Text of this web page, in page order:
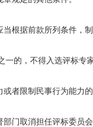
当根据前款所列条件，
一的，不得入选评标专
或者限制民事行为能力
部门取消担任评标委员